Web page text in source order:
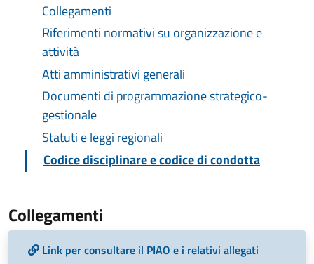
Collegamenti
Riferimenti normativi su organizzazione e
attività
Atti amministrativi generali
Documenti di programmazione strategico-
gestionale
Statuti e leggi regionali
Codice disciplinare e codice di condotta
Collegamenti
Link per consultare il PIAO e i relativi allegati